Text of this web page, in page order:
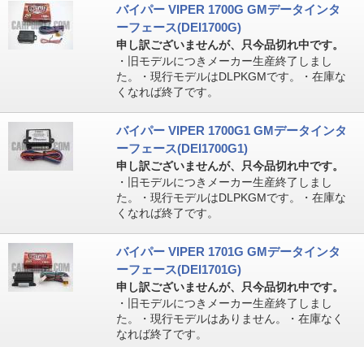
バイパー VIPER 1700G GMデータインタ
ーフェース(DEI1700G)
申し訳ございませんが、只今品切れ中です。
・旧モデルにつきメーカー生産終了しまし
た。・現行モデルはDLPKGMです。・在庫な
くなれば終了です。
バイパー VIPER 1700G1 GMデータインタ
ーフェース(DEI1700G1)
申し訳ございませんが、只今品切れ中です。
・旧モデルにつきメーカー生産終了しまし
た。・現行モデルはDLPKGMです。・在庫な
くなれば終了です。
バイパー VIPER 1701G GMデータインタ
ーフェース(DEI1701G)
申し訳ございませんが、只今品切れ中です。
・旧モデルにつきメーカー生産終了しまし
た。・現行モデルはありません。・在庫なく
なれば終了です。